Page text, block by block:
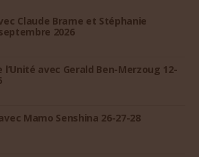
Claude Brame et Stéphanie
2026
avec Gerald Ben-Merzoug 12-
Mamo Senshina 26-27-28